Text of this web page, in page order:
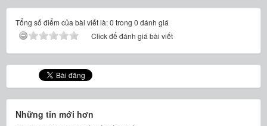
Tổng số điểm của bài viết là: 0 trong 0 đánh giá
Click để đánh giá bài viết
Những tin mới hơn